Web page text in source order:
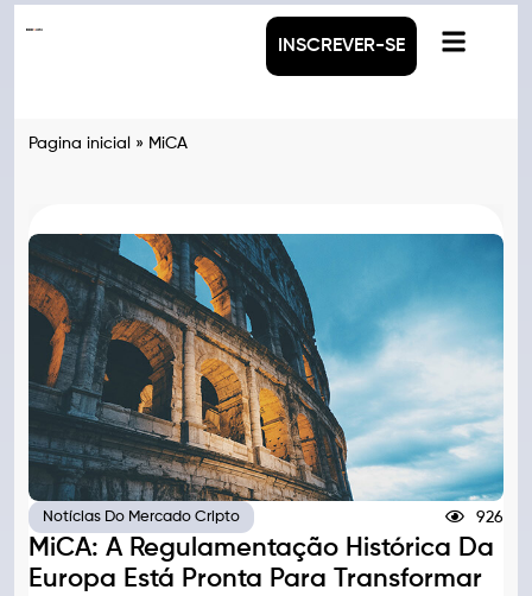
INSCREVER-SE
Pagina inicial » MiCA
Notícias Do Mercado Cripto 926
MiCA: A Regulamentação Histórica Da
Europa Está Pronta Para Transformar